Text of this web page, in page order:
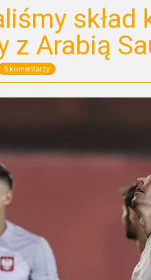
skład
z Arabią
5 komentarzy